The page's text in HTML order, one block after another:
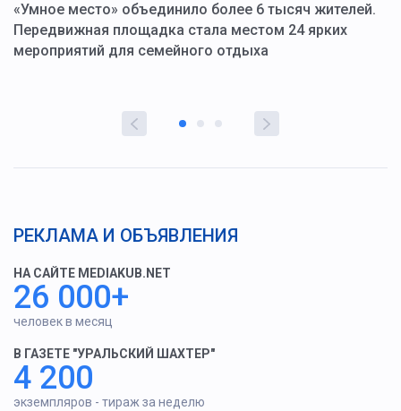
«Умное место» объединило более 6 тысяч жителей.
Передвижная площадка стала местом 24 ярких
мероприятий для семейного отдыха
РЕКЛАМА И ОБЪЯВЛЕНИЯ
НА САЙТЕ MEDIAKUB.NET
26 000+
человек в месяц
В ГАЗЕТЕ "УРАЛЬСКИЙ ШАХТЕР"
4 200
экземпляров - тираж за неделю